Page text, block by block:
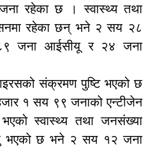
रहेका छ । स्वास्थ्य तथा
रहेका छन् भने २ सय २८
८९ जना आईसीयू र २४ जना
संक्रमण पुष्टि भएको छ
१ सय ९९ जनाको एन्टीजेन
स्वास्थ्य तथा जनसंख्या
भएको छ भने २ सय १२ जना